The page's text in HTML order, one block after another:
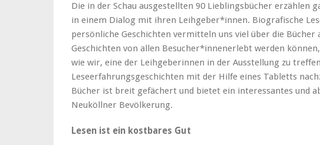
Die in der Schau ausgestellten 90 Lieblingsbücher erzählen
in einem Dialog mit ihren Leihgeber*innen. Biografische
persönliche Geschichten vermitteln uns viel über die
Geschichten von allen Besucher*innenerlebt werden
wie wir, eine der Leihgeberinnen in der Ausstellung zu
Leseerfahrungsgeschichten mit der Hilfe eines Tabletts
Bücher ist breit gefächert und bietet ein interessantes und
Neuköllner Bevölkerung.
Lesen ist ein kostbares Gut